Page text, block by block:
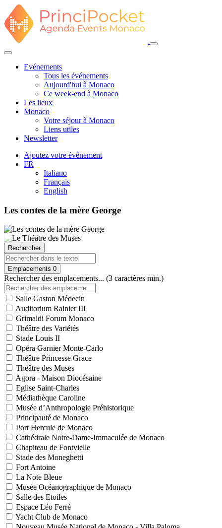
Evénements
Tous les événements
Aujourd'hui à Monaco
Ce week-end à Monaco
Les lieux
Monaco
Votre séjour à Monaco
Liens utiles
Newsletter
Ajoutez votre événement
FR
Italiano
Français
English
Les contes de la mère George
Rechercher
Emplacements 0
Rechercher des emplacements... (3 caractères min.)
Salle Gaston Médecin
Auditorium Rainier III
Grimaldi Forum Monaco
Théâtre des Variétés
Stade Louis II
Opéra Garnier Monte-Carlo
Théâtre Princesse Grace
Théâtre des Muses
Agora - Maison Diocésaine
Eglise Saint-Charles
Médiathèque Caroline
Musée d’Anthropologie Préhistorique
Principauté de Monaco
Port Hercule de Monaco
Cathédrale Notre-Dame-Immaculée de Monaco
Chapiteau de Fontvielle
Stade des Moneghetti
Fort Antoine
La Note Bleue
Musée Océanographique de Monaco
Salle des Etoiles
Espace Léo Ferré
Yacht Club de Monaco